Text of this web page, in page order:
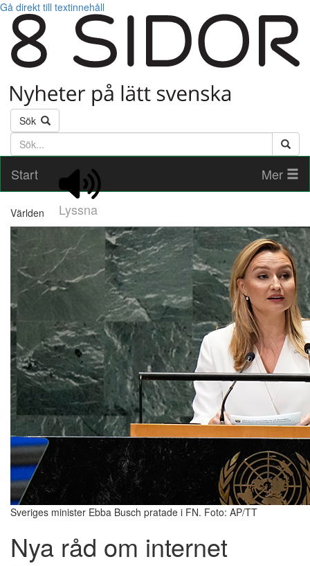
Gå direkt till textinnehåll
Sök
Söktext
Start
Lyssna
Mer
Världen
Sveriges minister Ebba Busch pratade i FN. Foto: AP/TT
Nya råd om internet